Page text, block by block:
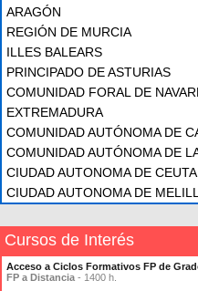
ARAGÓN
REGIÓN DE MURCIA
ILLES BALEARS
PRINCIPADO DE ASTURIAS
COMUNIDAD FORAL DE
EXTREMADURA
COMUNIDAD AUTÓNOMA DE
COMUNIDAD AUTÓNOMA DE
CIUDAD AUTONOMA DE CEUTA
CIUDAD AUTONOMA DE
Cursos de Interés
Acceso a Ciclos Formativos FP de
FP a Distancia - 1400 h.